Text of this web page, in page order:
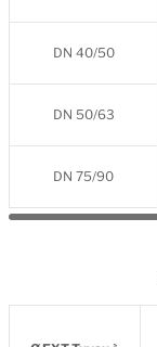
DN 40/50
DN 50/63
DN 75/90